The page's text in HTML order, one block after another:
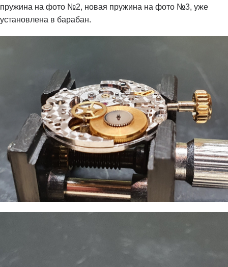
пружина на фото №2, новая пружина на фото №3, уже
установлена в барабан.